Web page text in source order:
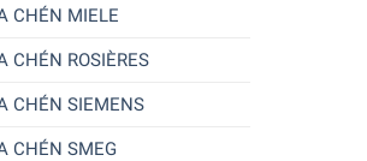
Clean Zone kèm ray điều chỉnh
Quản lý và điều khiển máy rửa
CHÉN MIELE
CHÉN ROSIÈRES
CHÉN SIEMENS
CHÉN SMEG